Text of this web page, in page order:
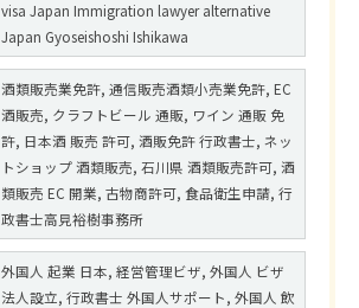
visa Japan Immigration lawyer alternative
Japan Gyoseishoshi Ishikawa
酒類販売業免許, 通信販売酒類小売業免許, EC
酒販売, クラフトビール 通販, ワイン 通販 免
許, 日本酒 販売 許可, 酒販免許 行政書士, ネッ
トショップ 酒類販売, 石川県 酒類販売許可, 酒
類販売 EC 開業, 古物商許可, 食品衛生申請, 行
政書士高見裕樹事務所
外国人 起業 日本, 経営管理ビザ, 外国人 ビザ
法人設立, 行政書士 外国人サポート, 外国人 飲